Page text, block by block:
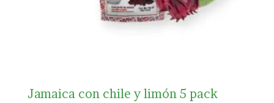
Jamaica con chile y limón 5 pack